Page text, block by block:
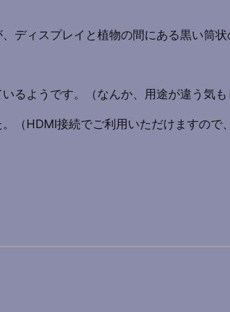
ディスプレイと植物の間にある黒い筒
るようです。（なんか、用途が違う気
（HDMI接続でご利用いただけますの